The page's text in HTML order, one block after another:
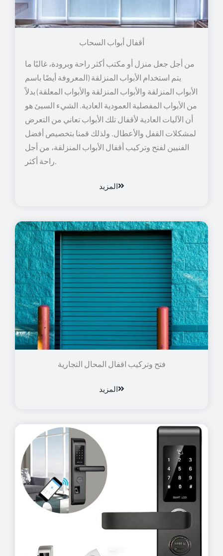
أقفال أبواب السحاب
من أجل جعل منزل أو مكتب أكثر راحة وبرودة، غالبًا ما
يتم استخدام الأبواب المنزلقة (المعروفة أيضًا باسم
الأبواب المنزلقة والأبواب المنزلقة والأبواب المعلقة) بدلاً
من الأبواب المفصلية العمودية العادية. الشيء السيئ هو
أن الآليات العادية لأقفال تلك الأبواب تعاني من التعرض
لمشكلات القفل والأعطال. ولذلك قمنا بتخصيص أفضل
الفنيين لفتح وتركيب أقفال الأبواب المنزلقة، من أجل
راحة أكثر.
المزيد
فتح وتركيب اقفال المحال التجارية
المزيد